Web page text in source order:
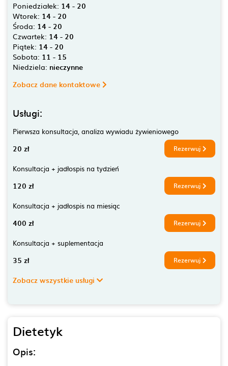
Poniedziałek: 14 - 20
Wtorek: 14 - 20
Środa: 14 - 20
Czwartek: 14 - 20
Piątek: 14 - 20
Sobota: 11 - 15
Niedziela: nieczynne
Zobacz dane kontaktowe
Usługi:
Pierwsza konsultacja, analiza wywiadu żywieniowego
20 zł Rezerwuj
Konsultacja + jadłospis na tydzień
120 zł Rezerwuj
Konsultacja + jadłospis na miesiąc
400 zł Rezerwuj
Konsultacja + suplementacja
35 zł Rezerwuj
Zobacz wszystkie usługi
Dietetyk
Opis: